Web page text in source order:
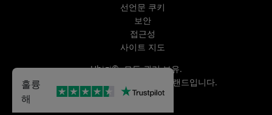
선언문 쿠키
보안
접근성
사이트 지도
Ubigi©. 모든 권리 보유.
의 브랜드입니다.
훌륭
해